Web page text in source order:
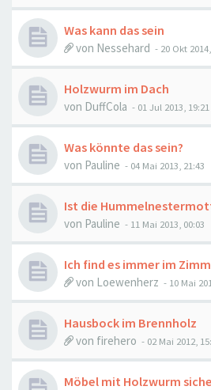
Was kann das sein
von Nessehard - 20 Okt
Holzwurm im Dach
von DuffCola - 01 Jul 2013, 19:21
Was könnte das sein?
von Pauline - 04 Mai 2013, 21:43
Ist die
von Pauline - 11 Mai 2013, 00:03
Ich find es immer im
von Loewenherz - 10 Mai
Hausbock im Brennholz
von firehero - 02 Mai 2012,
Möbel mit Holzwurm